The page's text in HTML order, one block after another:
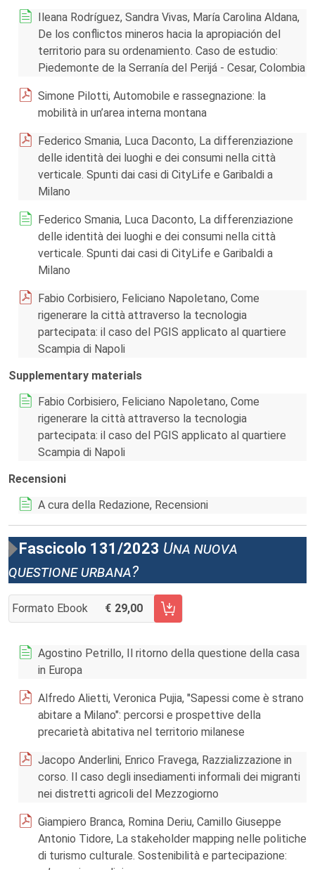
Ileana Rodríguez, Sandra Vivas, María Carolina Aldana,
De los conflictos mineros hacia la apropiación del
territorio para su ordenamiento. Caso de estudio:
Piedemonte de la Serranía del Perijá - Cesar, Colombia
Simone Pilotti, Automobile e rassegnazione: la
mobilità in un’area interna montana
Federico Smania, Luca Daconto, La differenziazione
delle identità dei luoghi e dei consumi nella città
verticale. Spunti dai casi di CityLife e Garibaldi a
Milano
Federico Smania, Luca Daconto, La differenziazione
delle identità dei luoghi e dei consumi nella città
verticale. Spunti dai casi di CityLife e Garibaldi a
Milano
Fabio Corbisiero, Feliciano Napoletano, Come
rigenerare la città attraverso la tecnologia
partecipata: il caso del PGIS applicato al quartiere
Scampia di Napoli
Supplementary materials
Fabio Corbisiero, Feliciano Napoletano, Come
rigenerare la città attraverso la tecnologia
partecipata: il caso del PGIS applicato al quartiere
Scampia di Napoli
Recensioni
A cura della Redazione, Recensioni
Fascicolo 131/2023 Una nuova
questione urbana?
Formato Ebook 29,00
AGGIUNGI AL CARRELLO FASCICOLO 131/2023
Agostino Petrillo, Il ritorno della questione della casa
in Europa
Alfredo Alietti, Veronica Pujia, "Sapessi come è strano
abitare a Milano": percorsi e prospettive della
precarietà abitativa nel territorio milanese
Jacopo Anderlini, Enrico Fravega, Razzializzazione in
corso. Il caso degli insediamenti informali dei migranti
nei distretti agricoli del Mezzogiorno
Giampiero Branca, Romina Deriu, Camillo Giuseppe
Antonio Tidore, La stakeholder mapping nelle politiche
di turismo culturale. Sostenibilità e partecipazione: